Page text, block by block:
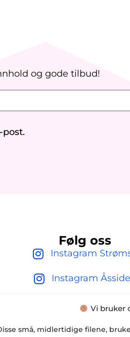
Vi bruker
små, midlertidige filene,
og gode tilbud!
post.
Følg oss
Instagram
Instagram
Klatreverket